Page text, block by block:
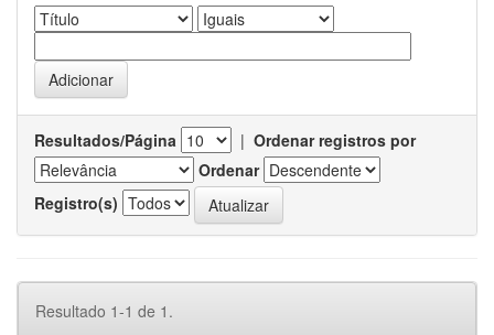
Resultados/Página | Ordenar registros por
Ordenar
Registro(s)
Resultado 1-1 de 1.